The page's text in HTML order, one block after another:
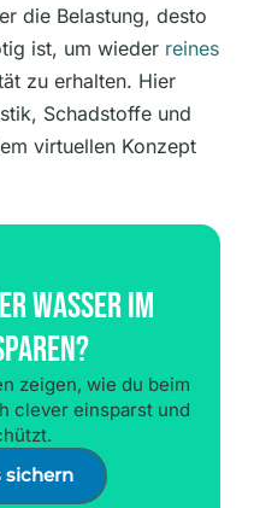
die Belastung, desto
ist, um wieder reines
zu erhalten. Hier
Schadstoffe und
virtuellen Konzept
Wasser Im
zeigen, wie du beim
clever einsparst und
sichern